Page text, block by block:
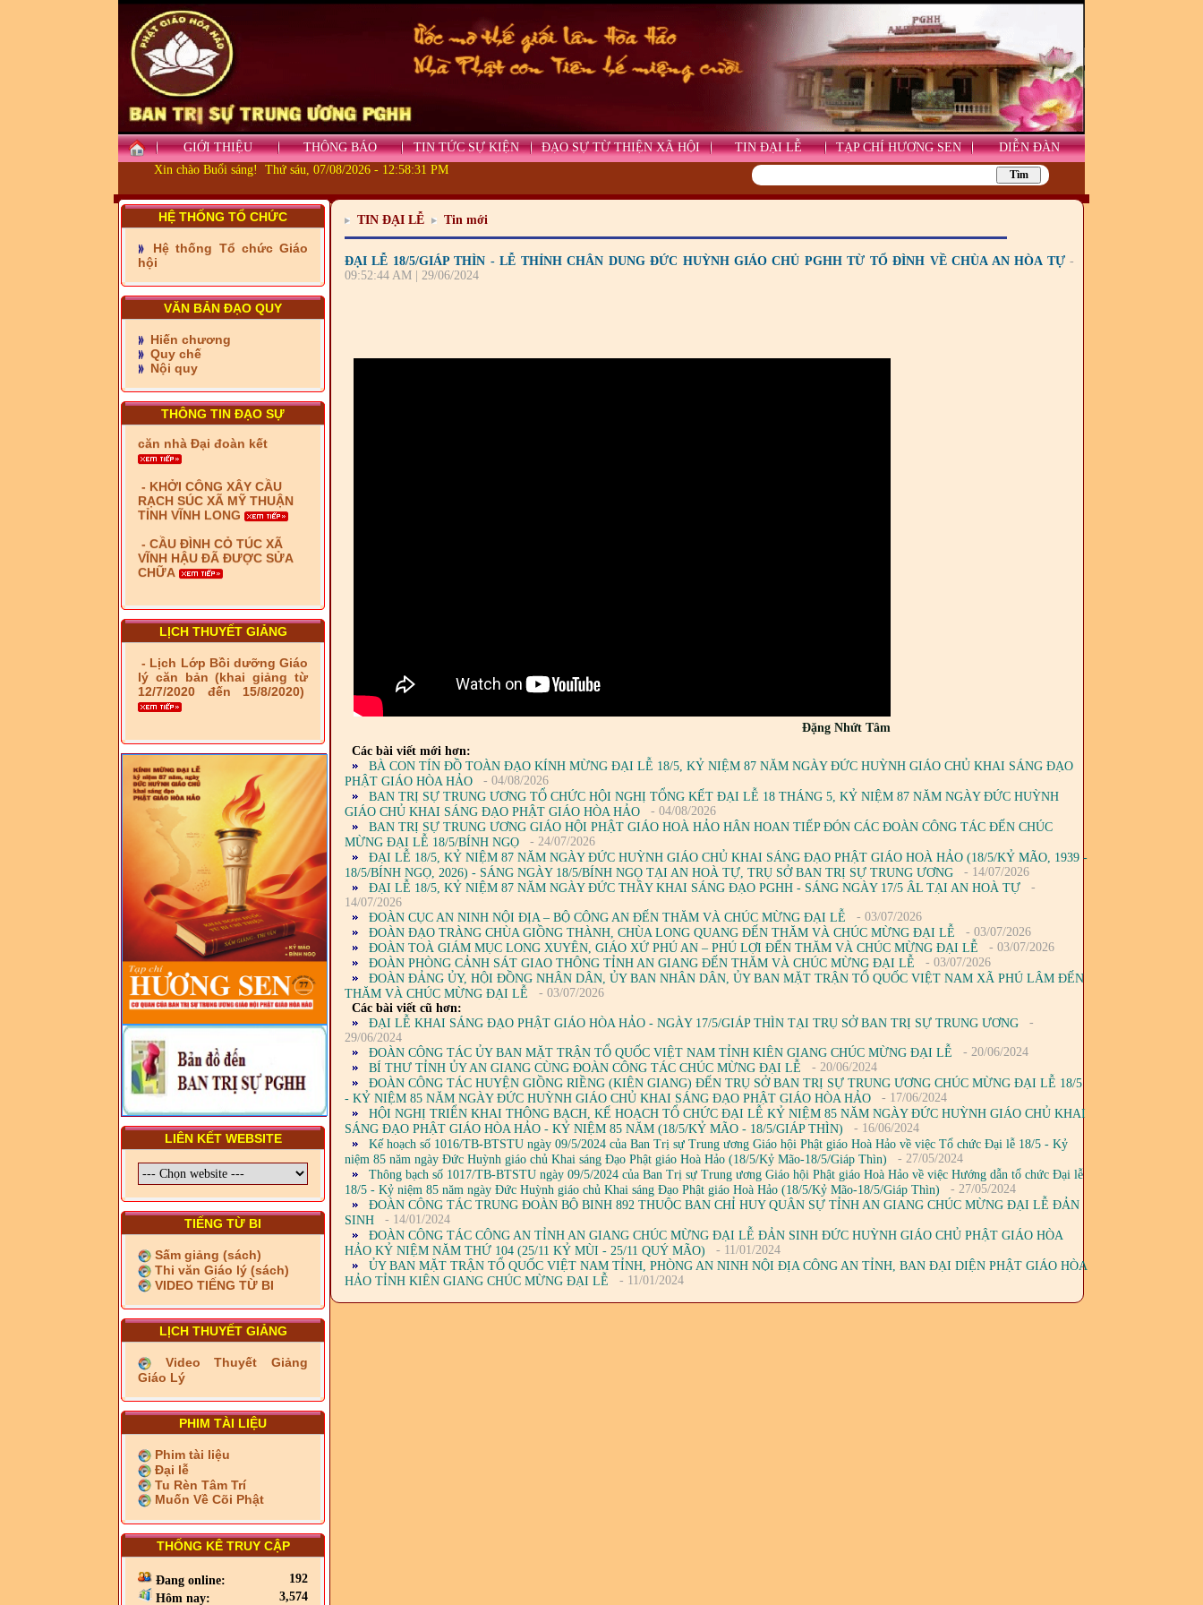
GIỚI THIỆU THÔNG BÁO TIN TỨC SỰ KIỆN ĐẠO SỰ TỪ THIỆN XÃ HỘI TIN ĐẠI LỄ TẠP CHÍ HƯƠNG SEN
DIỄN ĐÀN
Xin chào Buổi sáng! Thứ sáu, 07/08/2026 - 12:58:31 PM
HỆ THỐNG TỔ CHỨC
Hệ thống Tổ chức Giáo
hội
VĂN BẢN ĐẠO QUY
Hiến chương
Quy chế
Nội quy
THÔNG TIN ĐẠO SỰ
- Những tấm lòng thiện
nguyện vùng biên
- BAN TRỊ SỰ XÃ ĐẠI
PHƯỚC TỈNH ĐỒNG NAI
TIẾP SỨC ĐẾN TRƯỜNG
- Xã Châu Phú khánh
thành cầu Kênh 7 - Nam
kênh Quốc Gia
- Xã Phú Lâm bàn giao 9
căn nhà Đại đoàn kết
RẠCH SÚC XÃ MỸ THUẬN
TỈNH VĨNH LONG
VĨNH HẬU ĐÃ ĐƯỢC SỬA
CHỮA
cảnh khó khăn tại xã Tây
Yên
- LỄ RA QUÂN DẬM VÁ,
SỬA CHỮA LỘ GIAO
THÔNG NÔNG THÔN (XÃ
PHÚ THỌ)
PHÁP LUẬT VIỆT NAM VÀ
HIẾN CHƯƠNG GIÁO HỘI
PGHH NHIỆM KỲ VI (2024-
2029) CHO TRỊ SỰ VIÊN
TRUNG ƯƠNG, BAN ĐẠI
DIỆN TỈNH VÀ GIÁO LÝ
VIÊN - CHUYÊN ĐỀ: NHỮNG
VẤN ĐỀ CHUNG VỀ PHÁP
LUẬT VÀ HỆ THỐNG PHÁP
LUẬT VIỆT NAM
- LỚP TẬP HUẤN LỊCH SỬ,
PHÁP LUẬT VIỆT NAM VÀ
HIẾN CHƯƠNG GIÁO HỘI
PGHH NHIỆM KỲ VI (2024-
2029) CHO TRỊ SỰ VIÊN
TRUNG ƯƠNG, BAN ĐẠI
DIỆN TỈNH VÀ GIÁO LÝ
VIÊN - CHUYÊN ĐỀ: SỰ RA
ĐỜI, BẢN CHẤT, CHỨC
NĂNG VÀ HÌNH THỨC CỦA
NƯỚC CHXHCN VIỆT NAM
LỊCH THUYẾT GIẢNG
- Lịch Lớp Bồi dưỡng Giáo
lý căn bản (khai giảng từ
12/7/2020 đến 15/8/2020)
LIÊN KẾT WEBSITE
TIẾNG TỪ BI
Sấm giảng (sách)
Thi văn Giáo lý (sách)
VIDEO TIẾNG TỪ BI
LỊCH THUYẾT GIẢNG
Video Thuyết Giảng
Giáo Lý
PHIM TÀI LIỆU
Phim tài liệu
Đại lễ
Tu Rèn Tâm Trí
Muốn Về Cõi Phật
THỐNG KÊ TRUY CẬP
Đang online:
192
Hôm nay:
3,574
TIN ĐẠI LỄ Tin mới
ĐẠI LỄ 18/5/GIÁP THÌN - LỄ THỈNH CHÂN DUNG ĐỨC HUỲNH GIÁO CHỦ PGHH TỪ TỔ ĐÌNH VỀ CHÙA AN HÒA TỰ -
09:52:44 AM | 29/06/2024
Đặng Nhứt Tâm
Các bài viết mới hơn:
BÀ CON TÍN ĐỒ TOÀN ĐẠO KÍNH MỪNG ĐẠI LỄ 18/5, KỶ NIỆM 87 NĂM NGÀY ĐỨC HUỲNH GIÁO CHỦ KHAI SÁNG ĐẠO
PHẬT GIÁO HÒA HẢO
- 04/08/2026
BAN TRỊ SỰ TRUNG ƯƠNG TỔ CHỨC HỘI NGHỊ TỔNG KẾT ĐẠI LỄ 18 THÁNG 5, KỶ NIỆM 87 NĂM NGÀY ĐỨC HUỲNH
GIÁO CHỦ KHAI SÁNG ĐẠO PHẬT GIÁO HÒA HẢO
- 04/08/2026
BAN TRỊ SỰ TRUNG ƯƠNG GIÁO HỘI PHẬT GIÁO HOÀ HẢO HÂN HOAN TIẾP ĐÓN CÁC ĐOÀN CÔNG TÁC ĐẾN CHÚC
MỪNG ĐẠI LỄ 18/5/BÍNH NGỌ
- 24/07/2026
ĐẠI LỄ 18/5, KỶ NIỆM 87 NĂM NGÀY ĐỨC HUỲNH GIÁO CHỦ KHAI SÁNG ĐẠO PHẬT GIÁO HOÀ HẢO (18/5/KỶ MÃO, 1939 -
18/5/BÍNH NGỌ, 2026) - SÁNG NGÀY 18/5/BÍNH NGỌ TẠI AN HOÀ TỰ, TRỤ SỞ BAN TRỊ SỰ TRUNG ƯƠNG
- 14/07/2026
ĐẠI LỄ 18/5, KỶ NIỆM 87 NĂM NGÀY ĐỨC THẦY KHAI SÁNG ĐẠO PGHH - SÁNG NGÀY 17/5 ÂL TẠI AN HOÀ TỰ
-
14/07/2026
ĐOÀN CỤC AN NINH NỘI ĐỊA – BỘ CÔNG AN ĐẾN THĂM VÀ CHÚC MỪNG ĐẠI LỄ
- 03/07/2026
ĐOÀN ĐẠO TRÀNG CHÙA GIỒNG THÀNH, CHÙA LONG QUANG ĐẾN THĂM VÀ CHÚC MỪNG ĐẠI LỄ
- 03/07/2026
ĐOÀN TOÀ GIÁM MỤC LONG XUYÊN, GIÁO XỨ PHÚ AN – PHÚ LỢI ĐẾN THĂM VÀ CHÚC MỪNG ĐẠI LỄ
- 03/07/2026
ĐOÀN PHÒNG CẢNH SÁT GIAO THÔNG TỈNH AN GIANG ĐẾN THĂM VÀ CHÚC MỪNG ĐẠI LỄ
- 03/07/2026
ĐOÀN ĐẢNG ỦY, HỘI ĐỒNG NHÂN DÂN, ỦY BAN NHÂN DÂN, ỦY BAN MẶT TRẬN TỔ QUỐC VIỆT NAM XÃ PHÚ LÂM ĐẾN
THĂM VÀ CHÚC MỪNG ĐẠI LỄ
- 03/07/2026
Các bài viết cũ hơn:
ĐẠI LỄ KHAI SÁNG ĐẠO PHẬT GIÁO HÒA HẢO - NGÀY 17/5/GIÁP THÌN TẠI TRỤ SỞ BAN TRỊ SỰ TRUNG ƯƠNG
-
29/06/2024
ĐOÀN CÔNG TÁC ỦY BAN MẶT TRẬN TỔ QUỐC VIỆT NAM TỈNH KIÊN GIANG CHÚC MỪNG ĐẠI LỄ
- 20/06/2024
BÍ THƯ TỈNH ỦY AN GIANG CÙNG ĐOÀN CÔNG TÁC CHÚC MỪNG ĐẠI LỄ
- 20/06/2024
ĐOÀN CÔNG TÁC HUYỆN GIỒNG RIỀNG (KIÊN GIANG) ĐẾN TRỤ SỞ BAN TRỊ SỰ TRUNG ƯƠNG CHÚC MỪNG ĐẠI LỄ 18/5
- KỶ NIỆM 85 NĂM NGÀY ĐỨC HUỲNH GIÁO CHỦ KHAI SÁNG ĐẠO PHẬT GIÁO HÒA HẢO
- 17/06/2024
HỘI NGHỊ TRIỂN KHAI THÔNG BẠCH, KẾ HOẠCH TỔ CHỨC ĐẠI LỄ KỶ NIỆM 85 NĂM NGÀY ĐỨC HUỲNH GIÁO CHỦ KHAI
SÁNG ĐẠO PHẬT GIÁO HÒA HẢO - KỶ NIỆM 85 NĂM (18/5/KỶ MÃO - 18/5/GIÁP THÌN)
- 16/06/2024
Kế hoạch số 1016/TB-BTSTU ngày 09/5/2024 của Ban Trị sự Trung ương Giáo hội Phật giáo Hoà Hảo về việc Tổ chức Đại lễ 18/5 - Kỷ
niệm 85 năm ngày Đức Huỳnh giáo chủ Khai sáng Đạo Phật giáo Hoà Hảo (18/5/Kỷ Mão-18/5/Giáp Thìn)
- 27/05/2024
Thông bạch số 1017/TB-BTSTU ngày 09/5/2024 của Ban Trị sự Trung ương Giáo hội Phật giáo Hoà Hảo về việc Hướng dẫn tổ chức Đại lễ
18/5 - Kỷ niệm 85 năm ngày Đức Huỳnh giáo chủ Khai sáng Đạo Phật giáo Hoà Hảo (18/5/Kỷ Mão-18/5/Giáp Thìn)
- 27/05/2024
ĐOÀN CÔNG TÁC TRUNG ĐOÀN BỘ BINH 892 THUỘC BAN CHỈ HUY QUÂN SỰ TỈNH AN GIANG CHÚC MỪNG ĐẠI LỄ ĐẢN
SINH
- 14/01/2024
ĐOÀN CÔNG TÁC CÔNG AN TỈNH AN GIANG CHÚC MỪNG ĐẠI LỄ ĐẢN SINH ĐỨC HUỲNH GIÁO CHỦ PHẬT GIÁO HÒA
HẢO KỶ NIỆM NĂM THỨ 104 (25/11 KỶ MÙI - 25/11 QUÝ MÃO)
- 11/01/2024
ỦY BAN MẶT TRẬN TỔ QUỐC VIỆT NAM TỈNH, PHÒNG AN NINH NỘI ĐỊA CÔNG AN TỈNH, BAN ĐẠI DIỆN PHẬT GIÁO HÒA
HẢO TỈNH KIÊN GIANG CHÚC MỪNG ĐẠI LỄ
- 11/01/2024